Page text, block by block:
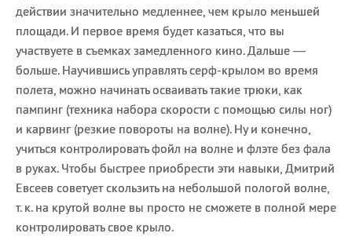
действии значительно медленнее, чем крыло меньшей
площади. И первое время будет казаться, что вы
участвуете в съемках замедленного кино. Дальше —
больше. Научившись управлять серф-крылом во время
полета, можно начинать осваивать такие трюки, как
пампинг (техника набора скорости с помощью силы ног)
и карвинг (резкие повороты на волне). Ну и конечно,
учиться контролировать фойл на волне и флэте без фала
в руках. Чтобы быстрее приобрести эти навыки, Дмитрий
Евсеев советует скользить на небольшой пологой волне,
т. к. на крутой волне вы просто не сможете в полной мере
контролировать свое крыло.